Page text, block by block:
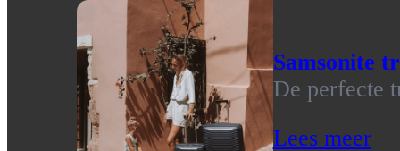
Samsonite
De perfecte
Lees meer